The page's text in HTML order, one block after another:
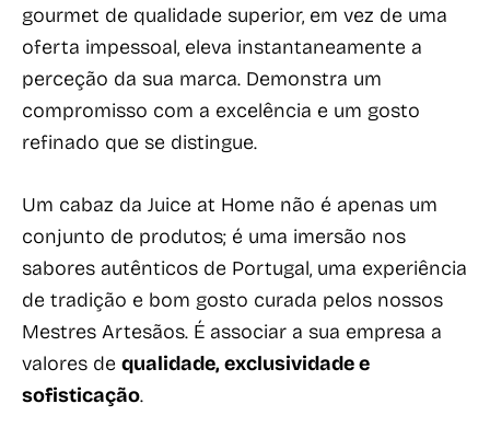
gourmet de qualidade superior, em vez de uma
oferta impessoal, eleva instantaneamente a
perceção da sua marca. Demonstra um
compromisso com a excelência e um gosto
refinado que se distingue.
Um cabaz da Juice at Home não é apenas um
conjunto de produtos; é uma imersão nos
sabores autênticos de Portugal, uma experiência
de tradição e bom gosto curada pelos nossos
Mestres Artesãos. É associar a sua empresa a
valores de qualidade, exclusividade e
sofisticação.